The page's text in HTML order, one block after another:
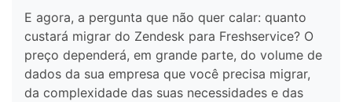
E agora, a pergunta que não quer calar: quanto
custará migrar do Zendesk para Freshservice? O
preço dependerá, em grande parte, do volume de
dados da sua empresa que você precisa migrar,
da complexidade das suas necessidades e das